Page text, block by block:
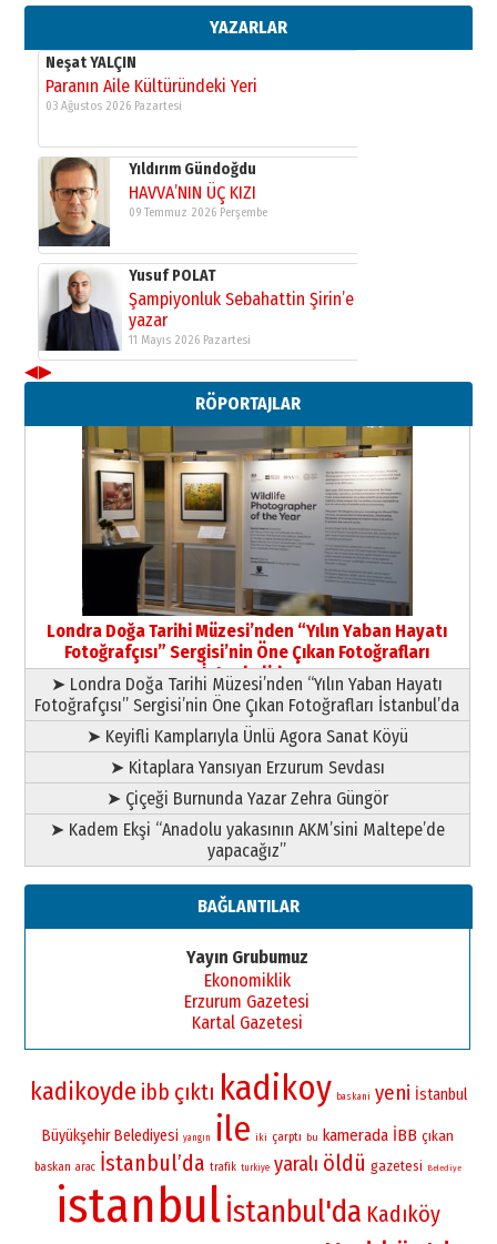
YAZARLAR
11 Mayıs 2026 Pazartesi
Neşat YALÇIN
Paranın Aile Kültüründeki Yeri
03 Ağustos 2026 Pazartesi
Yıldırım Gündoğdu
HAVVA’NIN ÜÇ KIZI
09 Temmuz 2026 Perşembe
Yusuf POLAT
Şampiyonluk Sebahattin Şirin’e
yazar
11 Mayıs 2026 Pazartesi
Neşat YALÇIN
Paranın Aile Kültüründeki Yeri
03 Ağustos 2026 Pazartesi
Yıldırım Gündoğdu
HAVVA’NIN ÜÇ KIZI
09 Temmuz 2026 Perşembe
Yusuf POLAT
Şampiyonluk Sebahattin Şirin’e
yazar
11 Mayıs 2026 Pazartesi
◀▶
RÖPORTAJLAR
Londra Doğa Tarihi Müzesi’nden “Yılın Yaban Hayatı
Fotoğrafçısı” Sergisi’nin Öne Çıkan Fotoğrafları
İstanbul’da
➤ Londra Doğa Tarihi Müzesi’nden “Yılın Yaban Hayatı
Fotoğrafçısı” Sergisi’nin Öne Çıkan Fotoğrafları İstanbul’da
➤ Keyifli Kamplarıyla Ünlü Agora Sanat Köyü
➤ Kitaplara Yansıyan Erzurum Sevdası
➤ Çiçeği Burnunda Yazar Zehra Güngör
➤ Kadem Ekşi “Anadolu yakasının AKM’sini Maltepe’de
yapacağız”
BAĞLANTILAR
Yayın Grubumuz
Ekonomiklik
Erzurum Gazetesi
Kartal Gazetesi
kadikoyde ibb çıktı kadikoy baskani yeni İstanbul
Büyükşehir Belediyesi yangın ile iki çarptı bu kamerada İBB çıkan
baskan arac İstanbul’da trafik turkiye yaralı öldü gazetesi Belediye
istanbulİstanbul'da Kadıköy